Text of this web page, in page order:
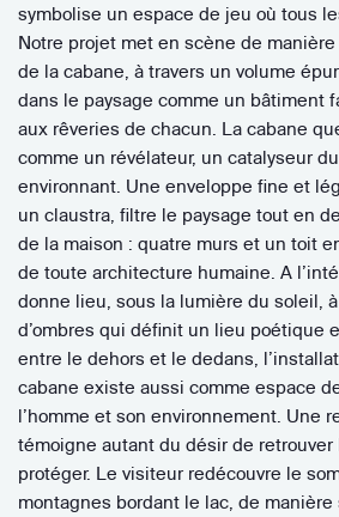
symbolise un espace de jeu où tous
Notre projet met en scène de
de la cabane, à travers un volume
dans le paysage comme un bâtiment
aux rêveries de chacun. La cabane
comme un révélateur, un catalyseur
environnant. Une enveloppe fine et
un claustra, filtre le paysage tout en
de la maison : quatre murs et un toit
de toute architecture humaine. A
donne lieu, sous la lumière du soleil,
d’ombres qui définit un lieu poétique
entre le dehors et le dedans,
cabane existe aussi comme espace
l’homme et son environnement. Une
témoigne autant du désir de retrouver
protéger. Le visiteur redécouvre le
montagnes bordant le lac, de